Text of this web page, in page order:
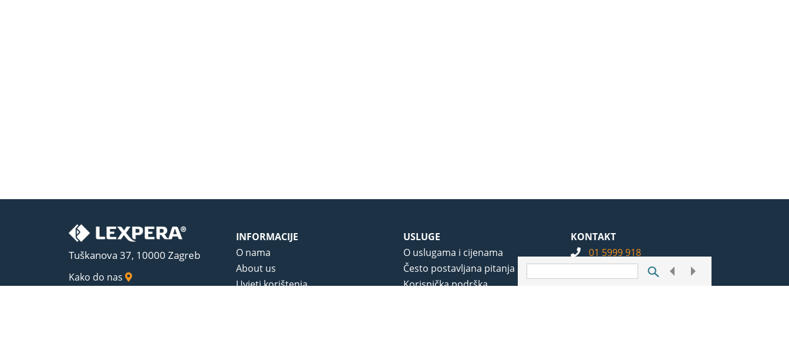
Tuškanova 37, 10000 Zagreb
Kako do nas
INFORMACIJE
O nama
About us
Uvjeti korištenja
USLUGE
O uslugama i cijenama
Često postavljana pitanja
Korisnička podrška
KONTAKT
01 5999 918
info@notarius.hr